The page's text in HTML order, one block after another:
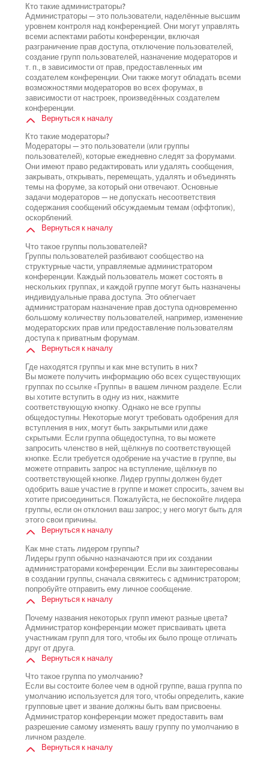
Кто такие администраторы?
Администраторы — это пользователи, наделённые высшим
уровнем контроля над конференцией. Они могут управлять
всеми аспектами работы конференции, включая
разграничение прав доступа, отключение пользователей,
создание групп пользователей, назначение модераторов и
т. п., в зависимости от прав, предоставленных им
создателем конференции. Они также могут обладать всеми
возможностями модераторов во всех форумах, в
зависимости от настроек, произведённых создателем
конференции.
Вернуться к началу
Кто такие модераторы?
Модераторы — это пользователи (или группы
пользователей), которые ежедневно следят за форумами.
Они имеют право редактировать или удалять сообщения,
закрывать, открывать, перемещать, удалять и объединять
темы на форуме, за который они отвечают. Основные
задачи модераторов — не допускать несоответствия
содержания сообщений обсуждаемым темам (оффтопик),
оскорблений.
Вернуться к началу
Что такое группы пользователей?
Группы пользователей разбивают сообщество на
структурные части, управляемые администратором
конференции. Каждый пользователь может состоять в
нескольких группах, и каждой группе могут быть назначены
индивидуальные права доступа. Это облегчает
администраторам назначение прав доступа одновременно
большому количеству пользователей, например, изменение
модераторских прав или предоставление пользователям
доступа к приватным форумам.
Вернуться к началу
Где находятся группы и как мне вступить в них?
Вы можете получить информацию обо всех существующих
группах по ссылке «Группы» в вашем личном разделе. Если
вы хотите вступить в одну из них, нажмите
соответствующую кнопку. Однако не все группы
общедоступны. Некоторые могут требовать одобрения для
вступления в них, могут быть закрытыми или даже
скрытыми. Если группа общедоступна, то вы можете
запросить членство в ней, щёлкнув по соответствующей
кнопке. Если требуется одобрение на участие в группе, вы
можете отправить запрос на вступление, щёлкнув по
соответствующей кнопке. Лидер группы должен будет
одобрить ваше участие в группе и может спросить, зачем вы
хотите присоединиться. Пожалуйста, не беспокойте лидера
группы, если он отклонил ваш запрос; у него могут быть для
этого свои причины.
Вернуться к началу
Как мне стать лидером группы?
Лидеры групп обычно назначаются при их создании
администраторами конференции. Если вы заинтересованы
в создании группы, сначала свяжитесь с администратором;
попробуйте отправить ему личное сообщение.
Вернуться к началу
Почему названия некоторых групп имеют разные цвета?
Администратор конференции может присваивать цвета
участникам групп для того, чтобы их было проще отличать
друг от друга.
Вернуться к началу
Что такое группа по умолчанию?
Если вы состоите более чем в одной группе, ваша группа по
умолчанию используется для того, чтобы определить, какие
групповые цвет и звание должны быть вам присвоены.
Администратор конференции может предоставить вам
разрешение самому изменять вашу группу по умолчанию в
личном разделе.
Вернуться к началу